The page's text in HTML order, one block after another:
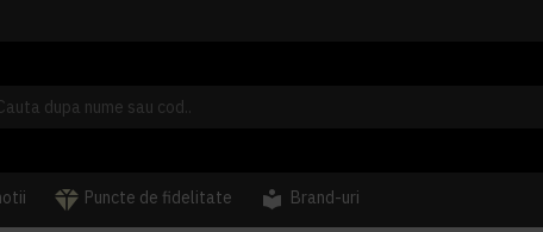
Puncte de fidelitate Brand-uri